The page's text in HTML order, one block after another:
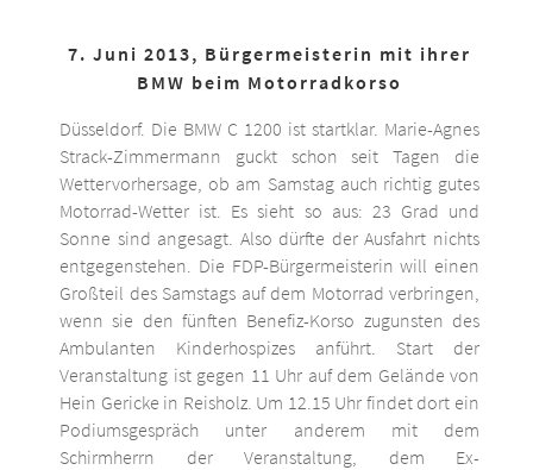
7. Juni 2013, Bürgermeisterin mit ihrer
BMW beim Motorradkorso
Düsseldorf. Die BMW C 1200 ist startklar. Marie-Agnes
Strack-Zimmermann guckt schon seit Tagen die
Wettervorhersage, ob am Samstag auch richtig gutes
Motorrad-Wetter ist. Es sieht so aus: 23 Grad und
Sonne sind angesagt. Also dürfte der Ausfahrt nichts
entgegenstehen. Die FDP-Bürgermeisterin will einen
Großteil des Samstags auf dem Motorrad verbringen,
wenn sie den fünften Benefiz-Korso zugunsten des
Ambulanten Kinderhospizes anführt. Start der
Veranstaltung ist gegen 11 Uhr auf dem Gelände von
Hein Gericke in Reisholz. Um 12.15 Uhr findet dort ein
Podiumsgespräch unter anderem mit dem
Schirmherrn der Veranstaltung, dem Ex-